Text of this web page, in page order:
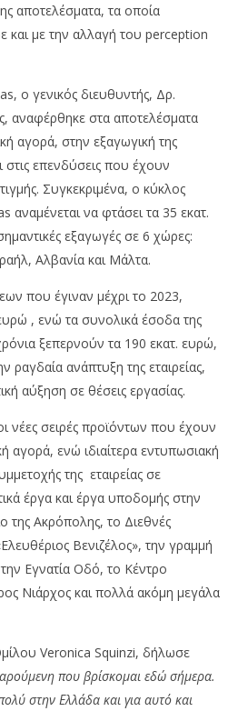
αποτελέσματα, τα οποία
και με την αλλαγή του perception
o γενικός διευθυντής, Δρ.
αναφέρθηκε στα αποτελέσματα
αγορά, στην εξαγωγική της
στις επενδύσεις που έχουν
Συγκεκριμένα, ο κύκλος
αναμένεται να φτάσει τα 35 εκατ.
εξαγωγές σε 6 χώρες:
Αλβανία και Μάλτα.
που έγιναν μέχρι το 2023,
, ενώ τα συνολικά έσοδα της
ξεπερνούν τα 190 εκατ. ευρώ,
ανάπτυξη της εταιρείας,
αύξηση σε θέσεις εργασίας.
νέες σειρές προϊόντων που έχουν
αγορά, ενώ ιδιαίτερα εντυπωσιακή
της εταιρείας σε
έργα και έργα υποδομής στην
Ακρόπολης, το Διεθνές
Βενιζέλος», την γραμμή
Εγνατία Οδό, το Κέντρο
Νιάρχος και πολλά ακόμη μεγάλα
Veronica Squinzi, δήλωσε
που βρίσκομαι εδώ σήμερα.
στην Ελλάδα και για αυτό και